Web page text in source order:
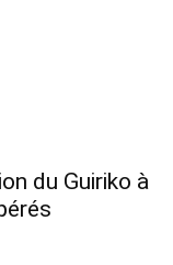
du Guiriko à